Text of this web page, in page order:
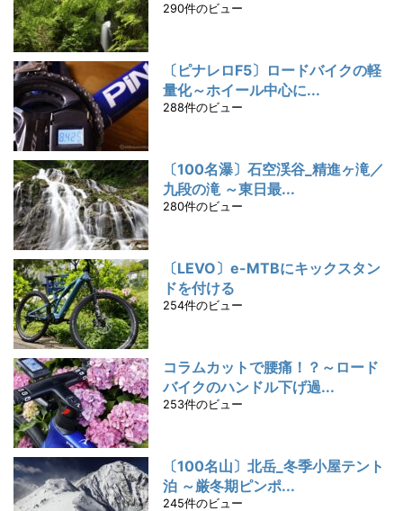
290件のビュー
〔ピナレロF5〕ロードバイクの軽
量化～ホイール中心に...
288件のビュー
〔100名瀑〕石空渓谷_精進ヶ滝／
九段の滝 ～東日最...
280件のビュー
〔LEVO〕e-MTBにキックスタン
ドを付ける
254件のビュー
コラムカットで腰痛！？～ロード
バイクのハンドル下げ過...
253件のビュー
〔100名山〕北岳_冬季小屋テント
泊 ～厳冬期ピンポ...
245件のビュー